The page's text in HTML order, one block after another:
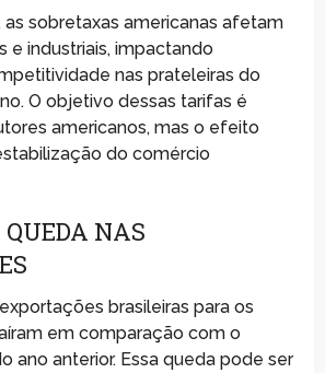
as sobretaxas americanas afetam
e industriais, impactando
nas prateleiras do
O objetivo dessas tarifas é
americanos, mas o efeito
do comércio
NAS
brasileiras para os
em comparação com o
ano anterior. Essa queda pode ser